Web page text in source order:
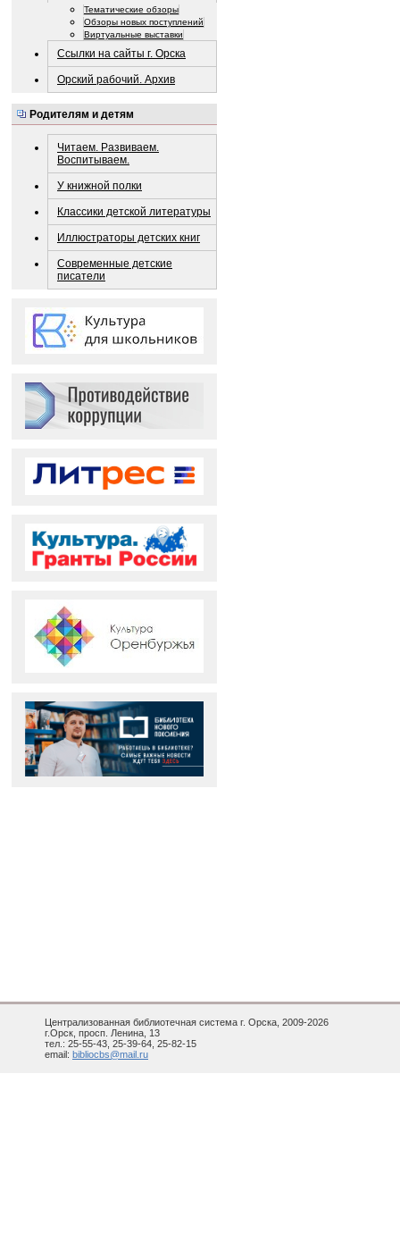
Тематические обзоры
Обзоры новых поступлений
Виртуальные выставки
Ссылки на сайты г. Орска
Орский рабочий. Архив
Родителям и детям
Читаем. Развиваем.
Воспитываем.
У книжной полки
Классики детской литературы
Иллюстраторы детских книг
Современные детские
писатели
Централизованная библиотечная система г. Орска, 2009-2026
г.Орск, просп. Ленина, 13
тел.: 25-55-43, 25-39-64, 25-82-15
email: bibliocbs@mail.ru